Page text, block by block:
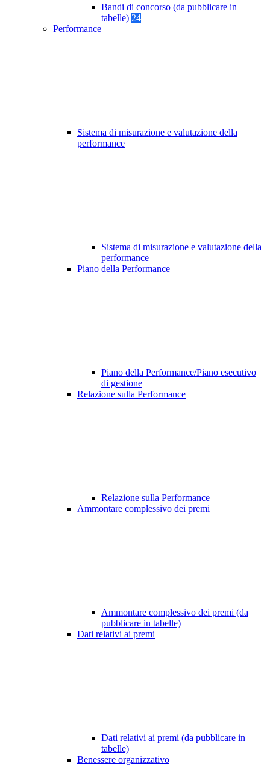
Bandi di concorso (da pubblicare in
tabelle) 24
Performance
Sistema di misurazione e valutazione della
performance
Sistema di misurazione e valutazione della
performance
Piano della Performance
Piano della Performance/Piano esecutivo
di gestione
Relazione sulla Performance
Relazione sulla Performance
Ammontare complessivo dei premi
Ammontare complessivo dei premi (da
pubblicare in tabelle)
Dati relativi ai premi
Dati relativi ai premi (da pubblicare in
tabelle)
Benessere organizzativo